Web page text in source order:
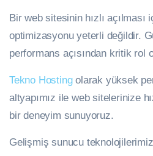
Bir web sitesinin hızlı açılması
optimizasyonu yeterli değildir.
performans açısından kritik rol
Tekno Hostingolarak yüksek
altyapımız ile web sitelerinize
bir deneyim sunuyoruz.
Gelişmiş sunucu